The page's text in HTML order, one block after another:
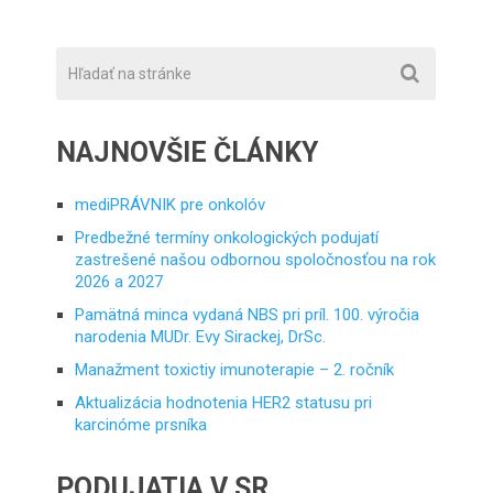
NAJNOVŠIE ČLÁNKY
mediPRÁVNIK pre onkolóv
Predbežné termíny onkologických podujatí
zastrešené našou odbornou spoločnosťou na rok
2026 a 2027
Pamätná minca vydaná NBS pri príl. 100. výročia
narodenia MUDr. Evy Sirackej, DrSc.
Manažment toxictiy imunoterapie – 2. ročník
Aktualizácia hodnotenia HER2 statusu pri
karcinóme prsníka